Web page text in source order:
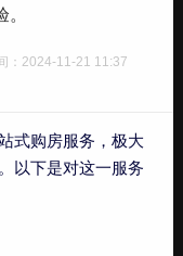
：2024-11-21 11:37
式购房服务，极大
以下是对这一服务